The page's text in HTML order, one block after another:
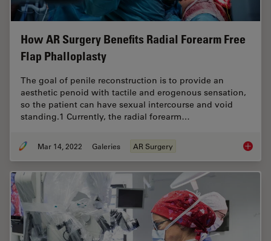
How AR Surgery Benefits Radial Forearm Free
Flap Phalloplasty
The goal of penile reconstruction is to provide an
aesthetic penoid with tactile and erogenous sensation,
so the patient can have sexual intercourse and void
standing.1 Currently, the radial forearm…
Mar 14, 2022 Galeries AR Surgery How